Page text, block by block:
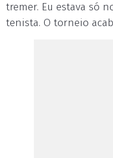
tremer. Eu estava só
tenista. O torneio